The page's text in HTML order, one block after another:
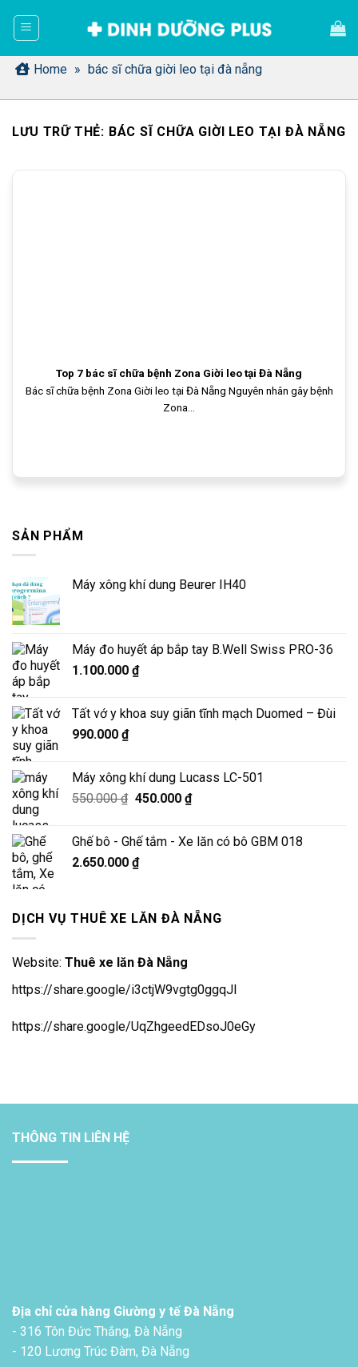
dung Home » bác sĩ chữa giời leo tại đà nẵng
LƯU TRỮ THẺ: BÁC SĨ CHỮA GIỜI LEO TẠI ĐÀ NẴNG
Top 7 bác sĩ chữa bệnh Zona Giời leo tại Đà Nẵng
Bác sĩ chữa bệnh Zona Giời leo tại Đà Nẵng Nguyên nhân gây bệnh
Zona...
SẢN PHẨM
Máy xông khí dung Beurer IH40
Máy đo huyết áp bắp tay B.Well Swiss PRO-36
1.100.000 ₫
Tất vớ y khoa suy giãn tĩnh mạch Duomed – Đùi
990.000 ₫
Máy xông khí dung Lucass LC-501
550.000₫ Giá
là:
550.000 ₫.
450.000 ₫Giá
là:
Ghế bô - Ghế tắm - Xe lăn có bô GBM 018
2.650.000 ₫
DỊCH VỤ THUÊ XE LĂN ĐÀ NẴNG
Website: Thuê xe lăn Đà Nẵng
https://share.google/i3ctjW9vgtg0ggqJl
https://share.google/UqZhgeedEDsoJ0eGy
THÔNG TIN LIÊN HỆ
Địa chỉ cửa hàng Giường y tế Đà Nẵng
- 316 Tôn Đức Thắng, Đà Nẵng
- 120 Lương Trúc Đàm, Đà Nẵng